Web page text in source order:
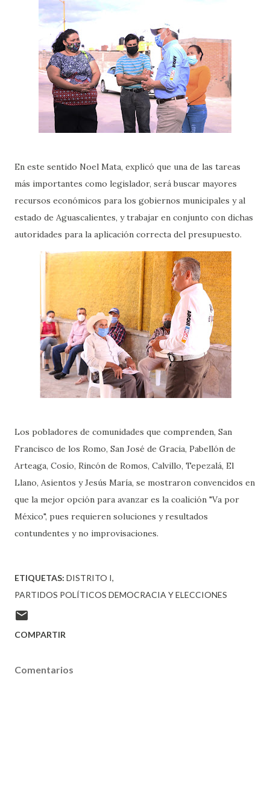
En este sentido Noel Mata, explicó que una de las tareas
más importantes como legislador, será buscar mayores
recursos económicos para los gobiernos municipales y al
estado de Aguascalientes, y trabajar en conjunto con dichas
autoridades para la aplicación correcta del presupuesto.
Los pobladores de comunidades que comprenden, San
Francisco de los Romo, San José de Gracia, Pabellón de
Arteaga, Cosío, Rincón de Romos, Calvillo, Tepezalá, El
Llano, Asientos y Jesús María, se mostraron convencidos en
que la mejor opción para avanzar es la coalición "Va por
México", pues requieren soluciones y resultados
contundentes y no improvisaciones.
ETIQUETAS: DISTRITO I
PARTIDOS POLÍTICOS DEMOCRACIA Y ELECCIONES
COMPARTIR
Comentarios